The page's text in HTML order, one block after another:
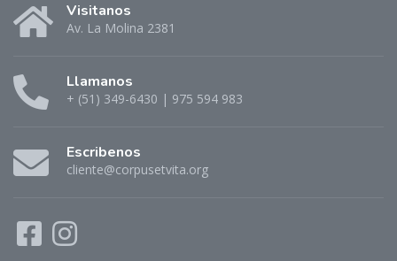
Visitanos
Av. La Molina 2381
Llamanos
+ (51) 349-6430 | 975 594 983
Escribenos
cliente@corpusetvita.org